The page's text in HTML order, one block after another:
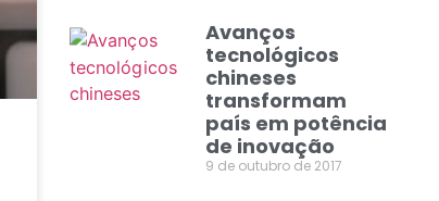
Avanços
tecnológicos
chineses
transformam
país em potência
de inovação
9 de outubro de 2017